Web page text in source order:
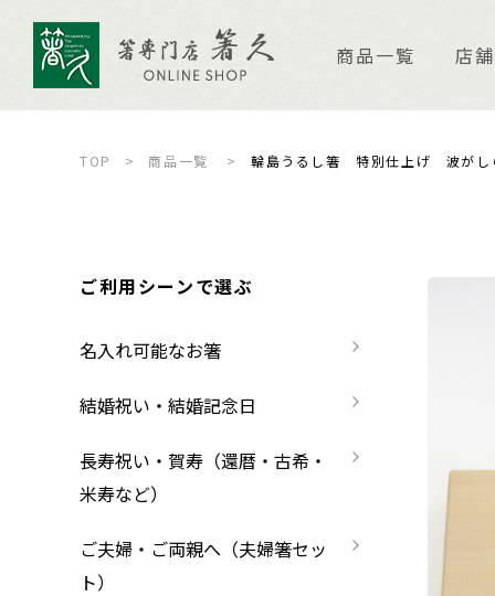
商品一覧 店
箸久について
商品一覧
名入れ可能なお箸
結婚祝い・結婚記念日
長寿祝い・賀寿（還暦・古希・米寿など）
ご夫婦・ご両親へ（夫婦箸）
商品ピックアップ＆トピックス
お箸の魅力
名入れ箸のご紹介
TOP 商品一覧 輪島うるし箸 特別仕上げ 波が
ご利用シーンで選ぶ
名入れ可能なお箸
結婚祝い・結婚記念日
長寿祝い・賀寿（還暦・古希・
米寿など）
ご夫婦・ご両親へ（夫婦箸セッ
ト）